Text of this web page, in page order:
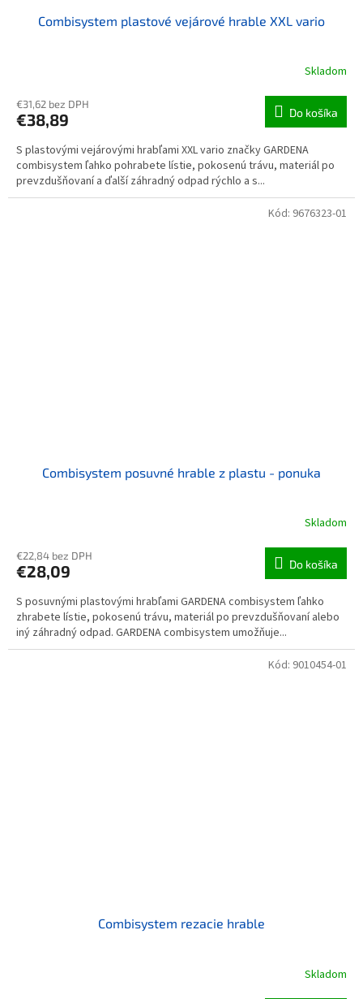
Combisystem plastové vejárové hrable XXL vario
Skladom
€31,62 bez DPH
€38,89 Do košíka
S plastovými vejárovými hrabľami XXL vario značky GARDENA
combisystem ľahko pohrabete lístie, pokosenú trávu, materiál po
prevzdušňovaní a ďalší záhradný odpad rýchlo a s...
Combisystem posuvné hrable z plastu - ponuka
Skladom
€22,84 bez DPH
€28,09 Do košíka
S posuvnými plastovými hrabľami GARDENA combisystem ľahko
zhrabete lístie, pokosenú trávu, materiál po prevzdušňovaní alebo
iný záhradný odpad. GARDENA combisystem umožňuje...
Kód: 9676323-01
Combisystem rezacie hrable
Skladom
Kód: 9010454-01